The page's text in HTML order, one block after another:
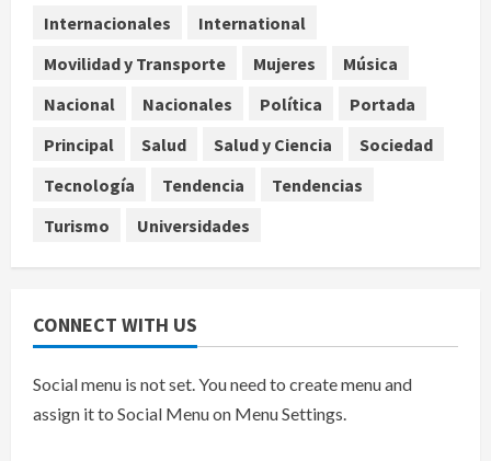
4 agosto 7, 2026
Internacional
EE.UU. amplía revisión de redes
y ciertos ciudadanos de México y
Internacionales
International
Movilidad y Transporte
Mujeres
Música
Nacional
Nacionales Política
Portada
Principal
Salud Salud y Ciencia
Sociedad
Tecnología
Tendencia
Tendencias
Turismo
Universidades
CONNECT WITH US
Social menu is not set. You need to create menu and
assign it to Social Menu on Menu Settings.